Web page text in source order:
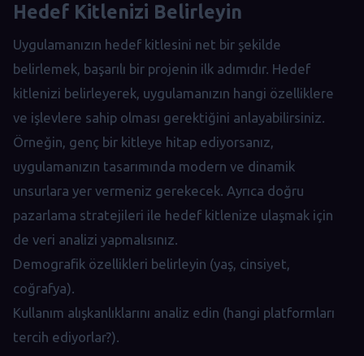
Hedef Kitlenizi Belirleyin
Uygulamanızın hedef kitlesini net bir şekilde
belirlemek, başarılı bir projenin ilk adımıdır. Hedef
kitlenizi belirleyerek, uygulamanızın hangi özelliklere
ve işlevlere sahip olması gerektiğini anlayabilirsiniz.
Örneğin, genç bir kitleye hitap ediyorsanız,
uygulamanızın tasarımında modern ve dinamik
unsurlara yer vermeniz gerekecek. Ayrıca doğru
pazarlama stratejileri ile hedef kitlenize ulaşmak için
de veri analizi yapmalısınız.
Demografik özellikleri belirleyin (yaş, cinsiyet,
coğrafya).
Kullanım alışkanlıklarını analiz edin (hangi platformları
tercih ediyorlar?).